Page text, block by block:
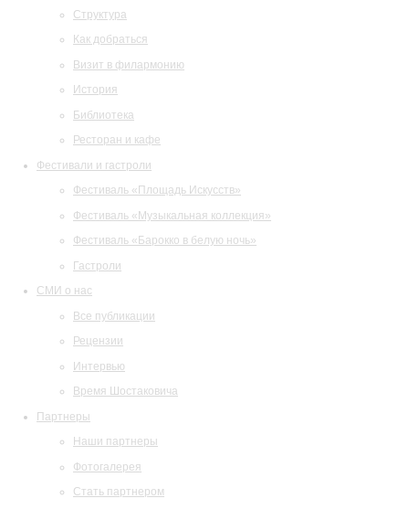
Структура
Как добраться
Визит в филармонию
История
Библиотека
Ресторан и кафе
Фестивали и гастроли
Фестиваль «Площадь Искусств»
Фестиваль «Музыкальная коллекция»
Фестиваль «Барокко в белую ночь»
Гастроли
СМИ о нас
Все публикации
Рецензии
Интервью
Время Шостаковича
Партнеры
Наши партнеры
Фотогалерея
Стать партнером